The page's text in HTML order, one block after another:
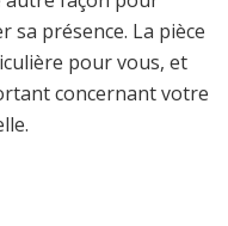
sa présence. La pièce
pour vous, et
concernant votre